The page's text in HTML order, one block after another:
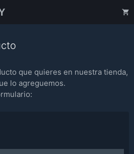
que quieres en nuestra tienda,
lo agreguemos.